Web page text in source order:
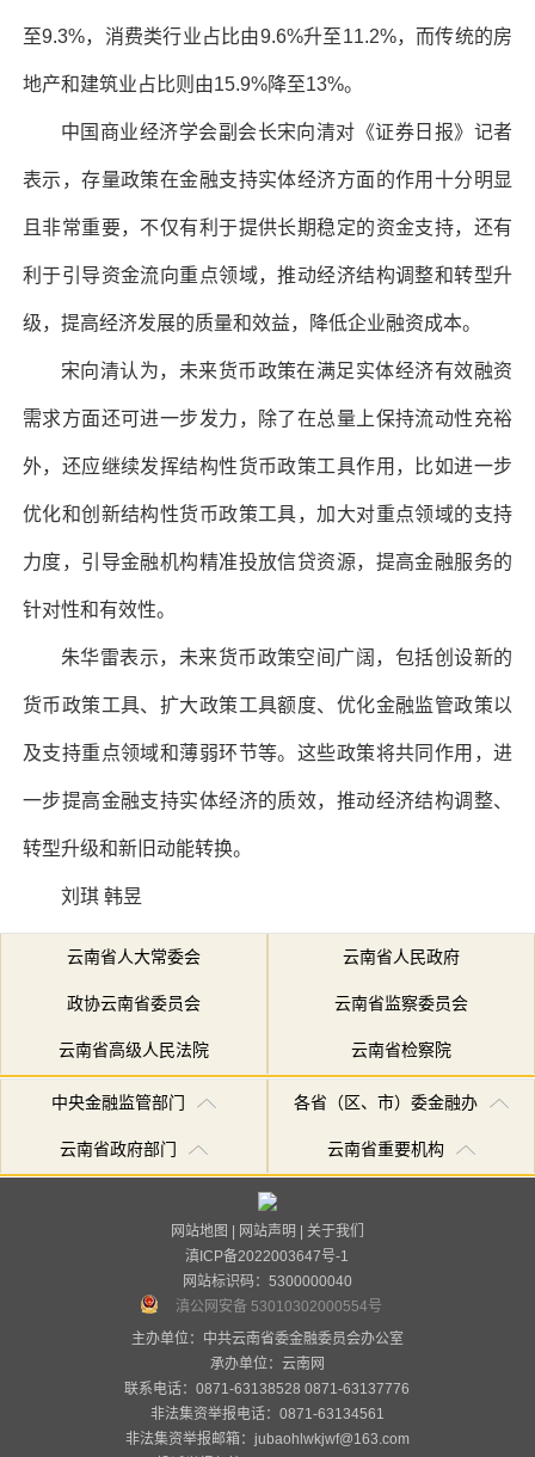
至9.3%，消费类行业占比由9.6%升至11.2%，而传统的房
地产和建筑业占比则由15.9%降至13%。
中国商业经济学会副会长宋向清对《证券日报》记者
表示，存量政策在金融支持实体经济方面的作用十分明显
且非常重要，不仅有利于提供长期稳定的资金支持，还有
利于引导资金流向重点领域，推动经济结构调整和转型升
级，提高经济发展的质量和效益，降低企业融资成本。
宋向清认为，未来货币政策在满足实体经济有效融资
需求方面还可进一步发力，除了在总量上保持流动性充裕
外，还应继续发挥结构性货币政策工具作用，比如进一步
优化和创新结构性货币政策工具，加大对重点领域的支持
力度，引导金融机构精准投放信贷资源，提高金融服务的
针对性和有效性。
朱华雷表示，未来货币政策空间广阔，包括创设新的
货币政策工具、扩大政策工具额度、优化金融监管政策以
及支持重点领域和薄弱环节等。这些政策将共同作用，进
一步提高金融支持实体经济的质效，推动经济结构调整、
转型升级和新旧动能转换。
刘琪 韩昱
云南省人大常委会 云南省人民政府
政协云南省委员会 云南省监察委员会
云南省高级人民法院 云南省检察院
中央金融监管部门 各省（区、市）委金融办
云南省政府部门 云南省重要机构
网站地图 | 网站声明 | 关于我们
滇ICP备2022003647号-1
网站标识码：5300000040
滇公网安备 53010302000554号
主办单位：中共云南省委金融委员会办公室
承办单位： 云南网
联系电话：0871-63138528 0871-63137776
非法集资举报电话：0871-63134561
非法集资举报邮箱：jubaohlwkjwf@163.com